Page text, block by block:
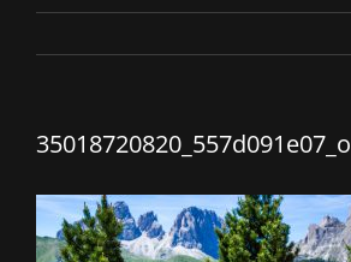
35018720820_557d091e07_o